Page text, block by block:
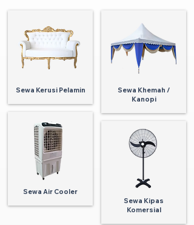
Sewa Kerusi Pelamin
Sewa Air Cooler
Sewa Khemah /
Kanopi
Sewa Kipas
Komersial